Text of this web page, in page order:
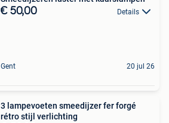
€ 50,00 Details
Gent 20 jul 26
3 lampevoeten smeedijzer fer forgé
rétro stijl verlichting